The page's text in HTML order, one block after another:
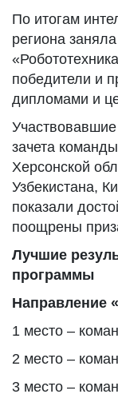
По итогам
региона
победители и
дипломами и
зачета
Херсонской
Узбекистана,
показали
поощрены
Лучшие
программы
Направление
1 место –
2 место –
3 место –